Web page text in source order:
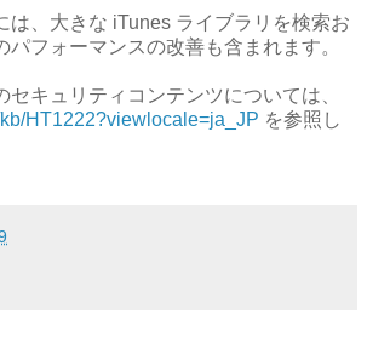
は、大きな iTunes ライブラリを検索お
パフォーマンスの改善も含まれます。
セキュリティコンテンツについては、
HT1222?viewlocale=ja_JP を参照し